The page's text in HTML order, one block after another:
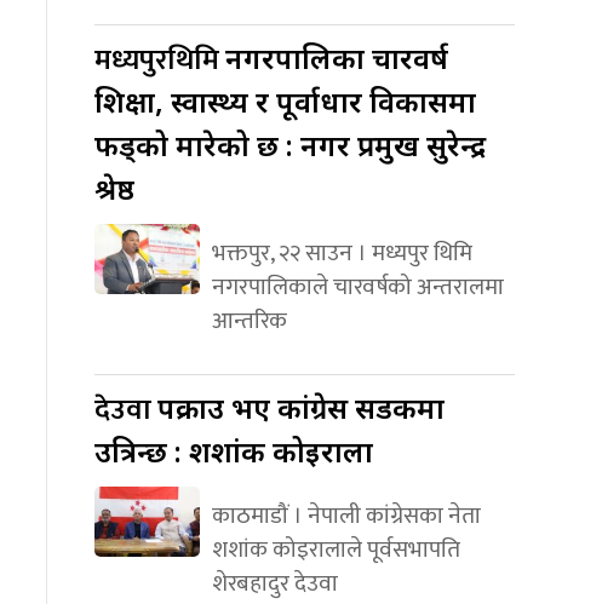
मध्यपुरथिमिनगरपालिका चारवर्ष
शिक्षा, स्वास्थ्य र पूर्वाधार विकासमा
फड्को मारेको छ : नगर प्रमुख सुरेन्द्र
श्रेष्ठ
भक्तपुर, २२ साउन । मध्यपुर थिमि
नगरपालिकाले चारवर्षको अन्तरालमा
आन्तरिक
देउवापक्राउ भए कांग्रेस सडकमा
उत्रिन्छ : शशांक कोइराला
काठमाडौं । नेपाली कांग्रेसका नेता
शशांक कोइरालाले पूर्वसभापति
शेरबहादुर देउवा